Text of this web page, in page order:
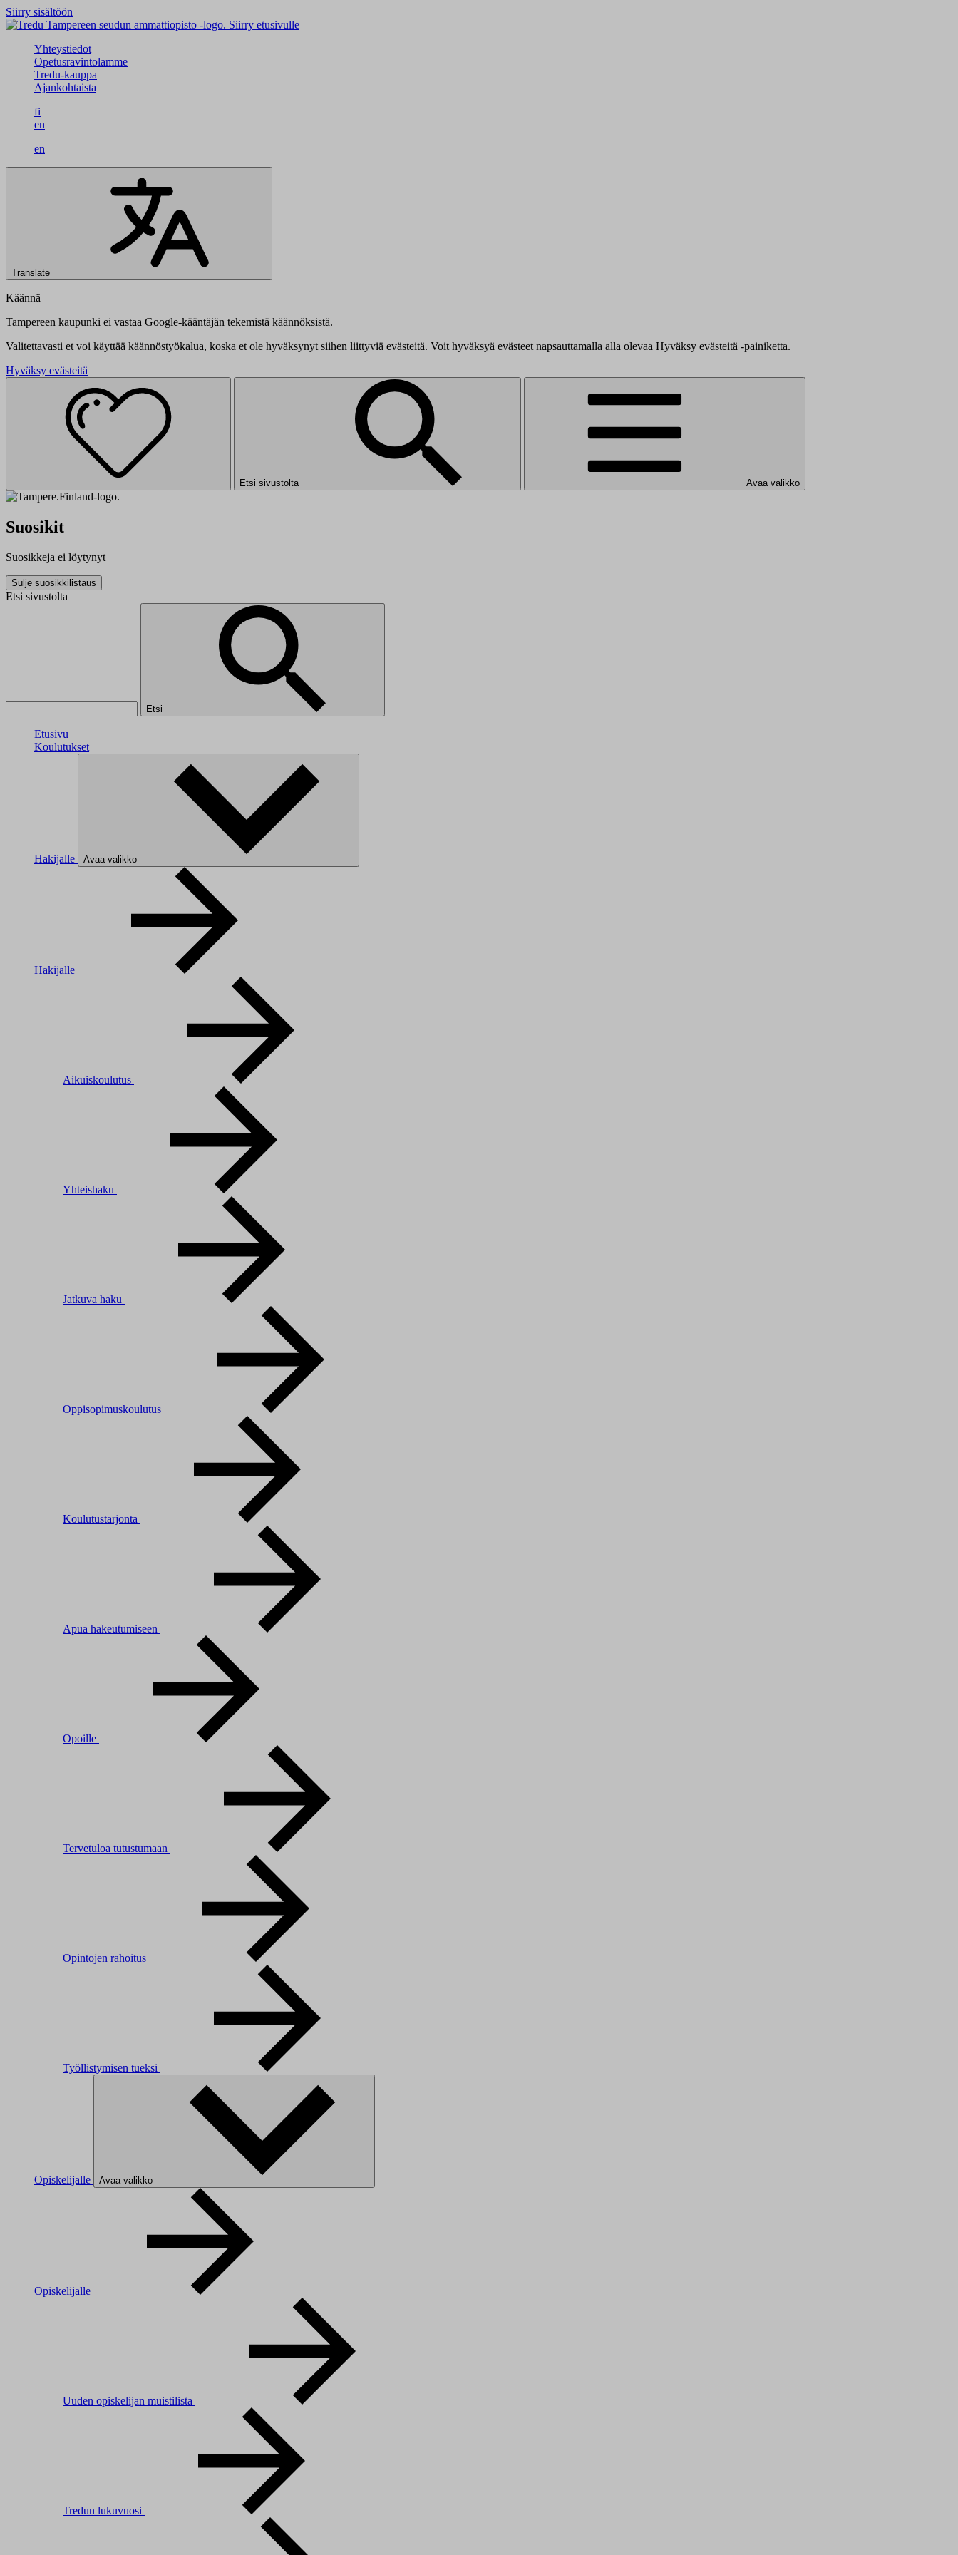
Siirry sisältöön
Siirry etusivulle
Yhteystiedot
Opetusravintolamme
Tredu-kauppa
Ajankohtaista
fi
en
en
Translate
Käännä
Tampereen kaupunki ei vastaa Google-kääntäjän tekemistä käännöksistä.
Valitettavasti et voi käyttää käännöstyökalua, koska et ole hyväksynyt siihen liittyviä evästeitä. Voit hyväksyä evästeet napsauttamalla alla olevaa Hyväksy evästeitä -painiketta.
Hyväksy evästeitä
Etsi sivustolta Avaa valikko
Suosikit
Suosikkeja ei löytynyt
Sulje suosikkilistaus
Etsi sivustolta
Etsi
Etusivu
Koulutukset
Hakijalle Avaa valikko
Hakijalle
Aikuiskoulutus
Yhteishaku
Jatkuva haku
Oppisopimuskoulutus
Koulutustarjonta
Apua hakeutumiseen
Opoille
Tervetuloa tutustumaan
Opintojen rahoitus
Työllistymisen tueksi
Opiskelijalle Avaa valikko
Opiskelijalle
Uuden opiskelijan muistilista
Tredun lukuvuosi